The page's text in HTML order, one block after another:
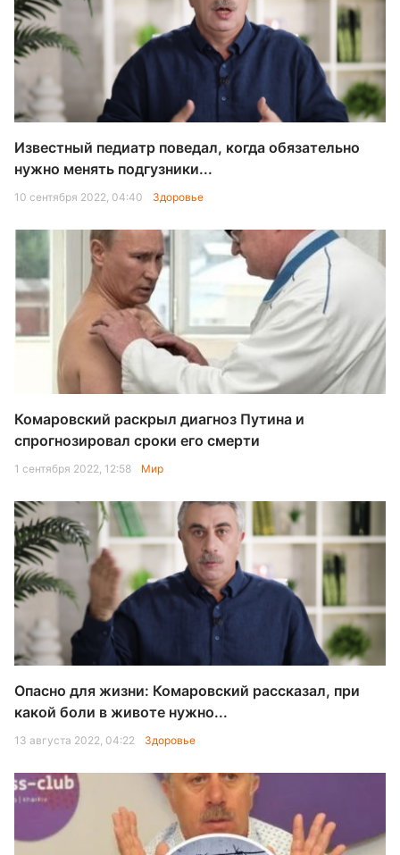
Известный педиатр поведал, когда обязательно
нужно менять подгузники...
10 сентября 2022, 04:40 Здоровье
Комаровский раскрыл диагноз Путина и
спрогнозировал сроки его смерти
1 сентября 2022, 12:58 Мир
Опасно для жизни: Комаровский рассказал, при
какой боли в животе нужно...
13 августа 2022, 04:22 Здоровье